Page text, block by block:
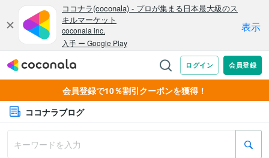
会員登録で10％割引クーポンを獲得！
ココナラブログ